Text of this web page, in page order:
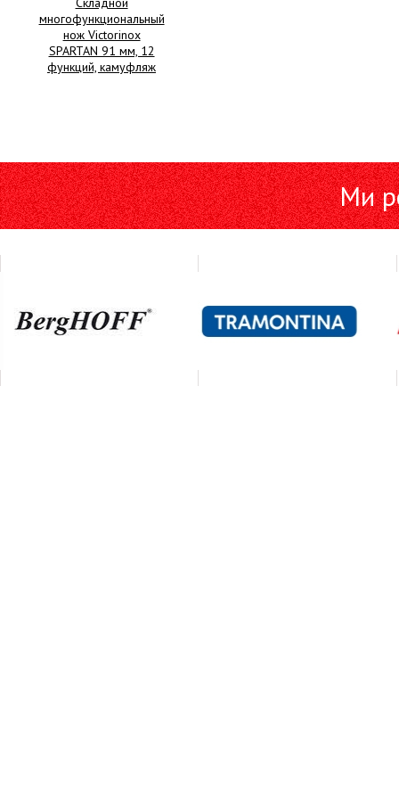
многофункциональный
нож Victorinox
SPARTAN 91 мм, 12
функций, камуфляж
Ми